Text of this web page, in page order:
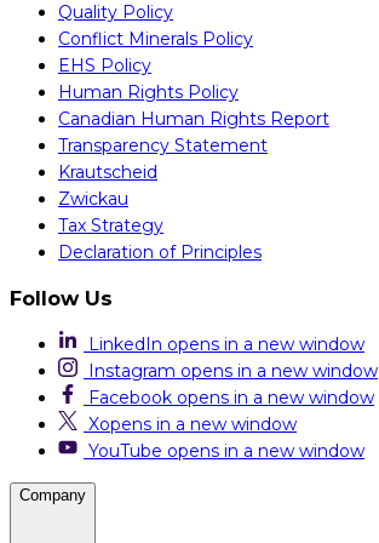
Quality Policy
Conflict Minerals Policy
EHS Policy
Human Rights Policy
Canadian Human Rights Report
Transparency Statement
Krautscheid
Zwickau
Tax Strategy
Declaration of Principles
Follow Us
LinkedIn opens in a new window
Instagram opens in a new window
Facebook opens in a new window
Xopens in a new window
YouTube opens in a new window
Company